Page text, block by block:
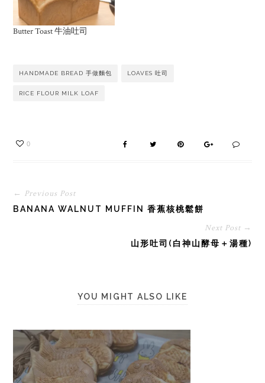
Butter Toast 牛油吐司
HANDMADE BREAD 手做麵包 LOAVES 吐司
RICE FLOUR MILK LOAF
0
← Previous Post
BANANA WALNUT MUFFIN 香蕉核桃鬆餅
Next Post →
山形吐司(白神山酵母＋湯種)
YOU MIGHT ALSO LIKE